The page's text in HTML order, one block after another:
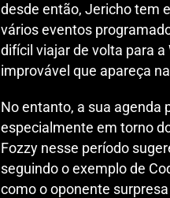
desde então, Jericho tem
vários eventos
difícil viajar de volta para a
improvável que apareça
No entanto, a sua agenda
especialmente em torno
Fozzy nesse período
seguindo o exemplo de
como o oponente